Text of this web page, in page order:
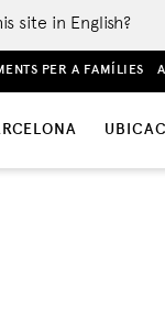
site in English?
PER A FAMÍLIES